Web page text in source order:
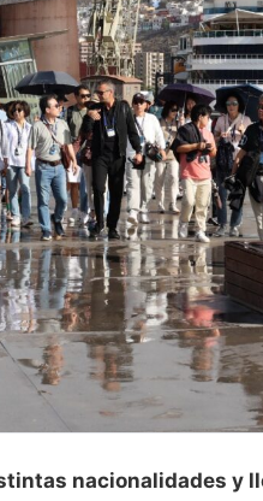
nacionalidades y